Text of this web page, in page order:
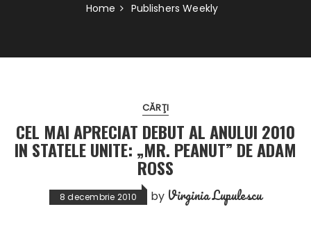
Home Publishers Weekly
CĂRŢI
CEL MAI APRECIAT DEBUT AL ANULUI 2010
IN STATELE UNITE: „MR. PEANUT” DE ADAM
ROSS
8 decembrie 2010 by Virginia Lupulescu